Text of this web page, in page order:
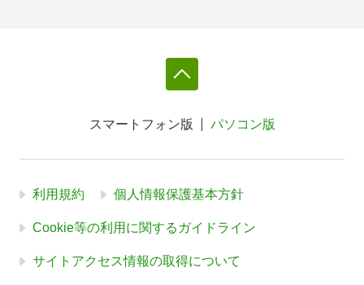
スマートフォン版 パソコン版
利用規約 個人情報保護基本方針
Cookie等の利用に関するガイドライン
サイトアクセス情報の取得について